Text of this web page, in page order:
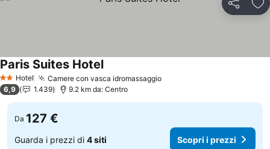
Condividi
2 StelleHotel Camere con vasca idromassaggioScopri i prezzi
Paris Suites HotelScopri i prezzi
6,9 1.439 9.2 km da: Centro
Da 127 €
Guarda i prezzi di 4 siti Scopri i prezzi